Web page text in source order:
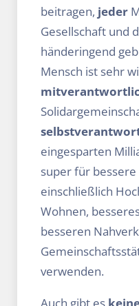
beitragen, jeder
Gesellschaft und
händeringend
Mensch ist sehr
eingesparten
super für
einschließlich
Wohnen,
besseren
verwenden.